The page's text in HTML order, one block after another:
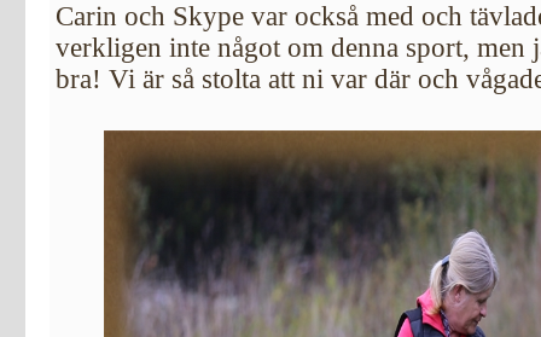
Carin och Skype var också med och
verkligen inte något om denna sport, men
bra! Vi är så stolta att ni var där och